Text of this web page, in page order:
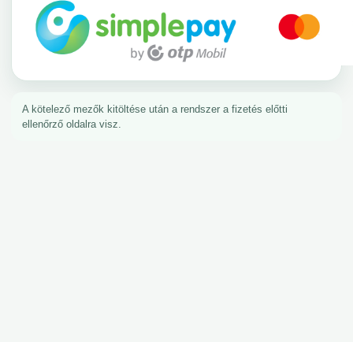
A kötelező mezők kitöltése után a rendszer a fizetés előtti
ellenőrző oldalra visz.